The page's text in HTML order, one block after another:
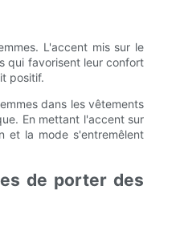
L'accent mis sur le
qui favorisent leur confort
positif.
dans les vêtements
En mettant l'accent sur
et la mode s'entremêlent
de porter des